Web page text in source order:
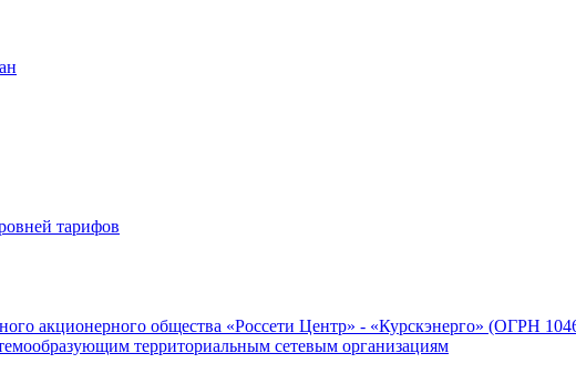
тарифов
акционерного общества «Россети Центр» - «Курскэнерго» (ОГРН
территориальным сетевым организациям